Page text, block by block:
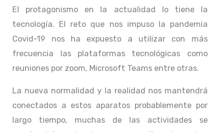
El protagonismo en la actualidad lo tiene la
tecnología. El reto que nos impuso la pandemia
Covid-19 nos ha expuesto a utilizar con más
frecuencia las plataformas tecnológicas como
reuniones por zoom, Microsoft Teams entre otras.
La nueva normalidad y la realidad nos mantendrá
conectados a estos aparatos probablemente por
largo tiempo, muchas de las actividades se